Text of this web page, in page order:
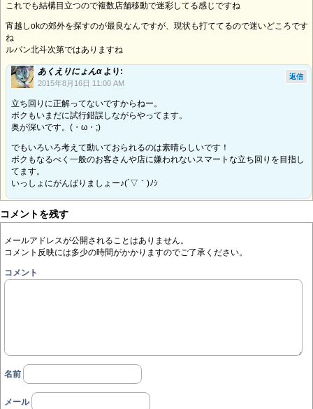
これでも結構目立つので複数店舗移動で迷彩してる感じですね
宵越しokの郊外を探すのが最良なんですが、現状も打ててるので迷いどころです
ね
ルパン北斗次第ではありますね
あくえりにょんα より:
2015年8月16日 11:00 AM
立ち回りに正解ってないですからねー。
ボクもいまだに試行錯誤しながらやってます。
奥が深いです。(・ω・;)
でもいろいろ考えて動いておられるのは素晴らしいです！
ボクもなるべく一般のお客さんや店に嫌われないスマートな立ち回りを目指し
てます。
いっしょにがんばりましょー♪(´▽｀)ﾉｼ
返信
コメントを残す
メールアドレスが公開されることはありません。
コメント反映には多少の時間がかかりますのでご了承ください。
コメント
名前
メール